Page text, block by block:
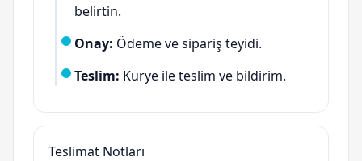
belirtin.
Onay: Ödeme ve sipariş teyidi.
Teslim: Kurye ile teslim ve bildirim.
Teslimat Notları